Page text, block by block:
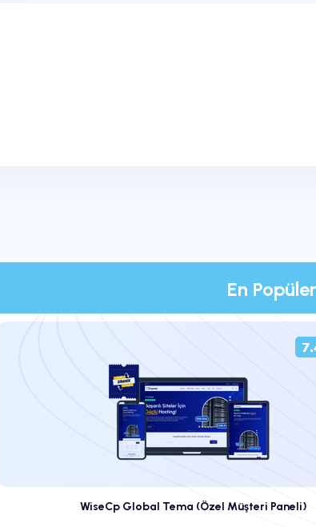
En
WiseCp Global Tema (Özel Müşteri Paneli)